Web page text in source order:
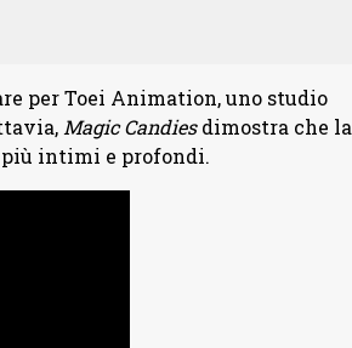
per Toei Animation, uno studio
Magic Candiesdimostra che la
più intimi e profondi.